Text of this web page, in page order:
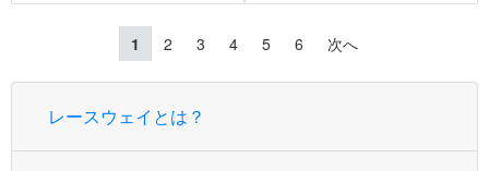
1 2 3 4 5 6 次へ
レースウェイとは？